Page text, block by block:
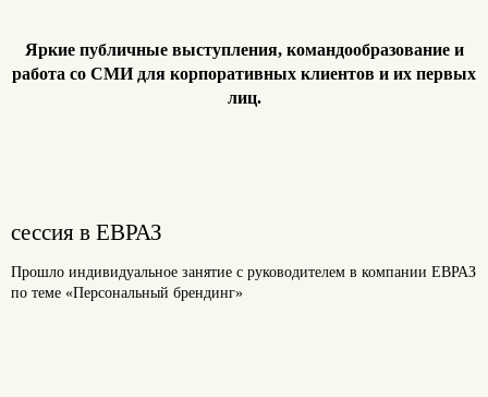
Яркие публичные выступления, командообразование и
работа со СМИ для корпоративных клиентов и их первых
лиц.
сессия в ЕВРАЗ
Прошло индивидуальное занятие с руководителем в компании ЕВРАЗ
по теме «Персональный брендинг»